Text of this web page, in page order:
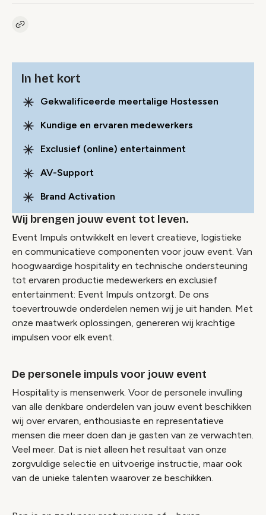
Kopieer link naar pagina
In het kort
Gekwalificeerde meertalige Hostessen
Kundige en ervaren medewerkers
Exclusief (online) entertainment
AV-Support
Brand Activation
Wij brengen jouw event tot leven.
Event Impuls ontwikkelt en levert creatieve, logistieke
en communicatieve componenten voor jouw event. Van
hoogwaardige hospitality en technische ondersteuning
tot ervaren productie medewerkers en exclusief
entertainment: Event Impuls ontzorgt. De ons
toevertrouwde onderdelen nemen wij je uit handen. Met
onze maatwerk oplossingen, genereren wij krachtige
impulsen voor elk event.
De personele impuls voor jouw event
Hospitality is mensenwerk. Voor de personele invulling
van alle denkbare onderdelen van jouw event beschikken
wij over ervaren, enthousiaste en representatieve
mensen die meer doen dan je gasten van ze verwachten.
Veel meer. Dat is niet alleen het resultaat van onze
zorgvuldige selectie en uitvoerige instructie, maar ook
van de unieke talenten waarover ze beschikken.